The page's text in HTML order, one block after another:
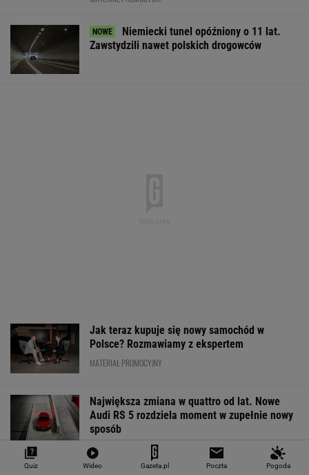
Niemiecki tunel opóźniony o 11 lat.
Zawstydzili nawet polskich drogowców
Jak teraz kupuje się nowy samochód w
Polsce? Rozmawiamy z ekspertem
MATERIAŁ PROMOCYJNY
Największa zmiana w quattro od lat. Nowe
Audi RS 5 rozdziela moment w zupełnie nowy
sposób
MATERIAŁ PROMOCYJNY
Quiz Wideo Gazeta.pl Poczta Pogoda